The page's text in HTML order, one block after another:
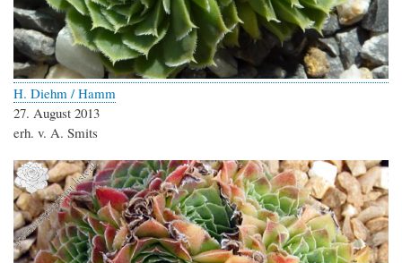
H. Diehm / Hamm
27. August 2013
erh. v. A. Smits